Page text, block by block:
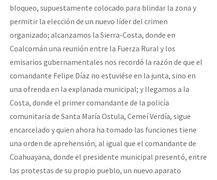
bloqueo, supuestamente colocado para blindar la zona y
permitir la elección de un nuevo líder del crimen
organizado; alcanzamos la Sierra-Costa, donde en
Coalcomán una reunión entre la Fuerza Rural y los
emisarios gubernamentales nos recordó la razón de que el
comandante Felipe Díaz no estuviése en la junta, sino en
una ofrenda en la explanada municipal; y llegamos a la
Costa, donde el primer comandante de la policía
comunitaria de Santa María Ostula, Cemeí Verdía, sigue
encarcelado y quien ahora ha tomado las funciones tiene
una orden de aprehensión, al igual que el comandante de
Coahuayana, donde el presidente municipal presentó, entre
las protestas de su propio pueblo, un nuevo aparato